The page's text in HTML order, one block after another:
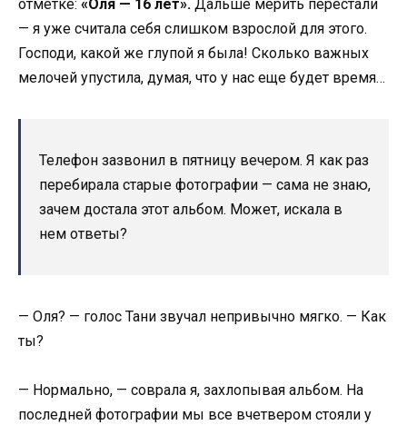
отметке: «Оля — 16 лет». Дальше мерить перестали
— я уже считала себя слишком взрослой для этого.
Господи, какой же глупой я была! Сколько важных
мелочей упустила, думая, что у нас еще будет время…
Телефон зазвонил в пятницу вечером. Я как раз
перебирала старые фотографии — сама не знаю,
зачем достала этот альбом. Может, искала в
нем ответы?
— Оля? — голос Тани звучал непривычно мягко. — Как
ты?
— Нормально, — соврала я, захлопывая альбом. На
последней фотографии мы все вчетвером стояли у